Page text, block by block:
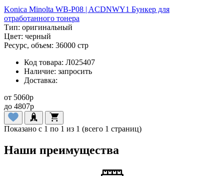
Konica Minolta WB-P08 | ACDNWY1 Бункер для
отработанного тонера
Тип: оригинальный
Цвет: черный
Ресурс, объем: 36000 стр
Код товара: Л025407
Наличие: запросить
Доставка:
от 5060p
до 4807p
Показано с 1 по 1 из 1 (всего 1 страниц)
Наши преимущества